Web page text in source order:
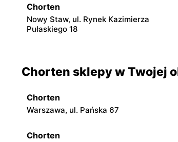
Chorten
Nowy Staw, ul. Rynek Kazimierza
Pułaskiego 18
Chorten sklepy w Twojej
Chorten
Warszawa, ul. Pańska 67
Chorten